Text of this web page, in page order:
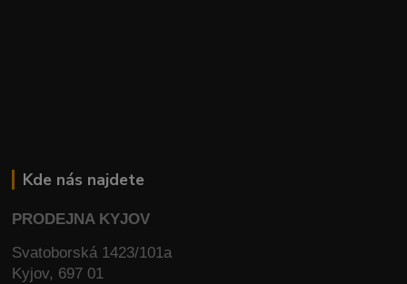
Kde nás najdete
PRODEJNA KYJOV
Svatoborská 1423/101a
Kyjov, 697 01